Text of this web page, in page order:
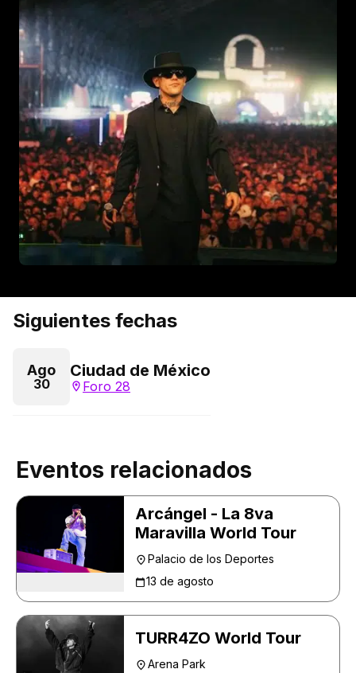
Siguientes fechas
Ago
30
Ciudad de México
Foro 28
Eventos relacionados
Arcángel - La 8va
Maravilla World Tour
Palacio de los Deportes
13 de agosto
TURR4ZO World Tour
Arena Park